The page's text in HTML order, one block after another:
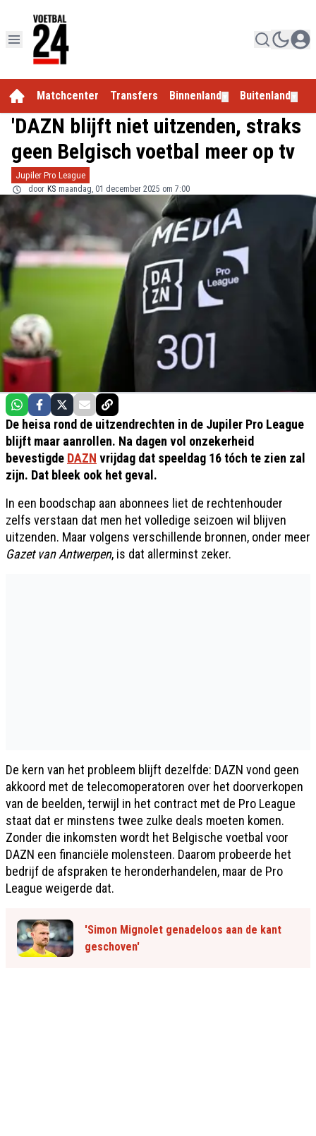
Matchcenter Transfers Binnenland Buitenland
'DAZN blijft niet uitzenden, straks
geen Belgisch voetbal meer op tv
Jupiler Pro League
door KS maandag, 01 december 2025 om 7:00
De heisa rond de uitzendrechten in de Jupiler Pro League
blijft maar aanrollen. Na dagen vol onzekerheid
bevestigde DAZN vrijdag dat speeldag 16 tóch te zien zal
zijn. Dat bleek ook het geval.
In een boodschap aan abonnees liet de rechtenhouder
zelfs verstaan dat men het volledige seizoen wil blijven
uitzenden. Maar volgens verschillende bronnen, onder meer
Gazet van Antwerpen, is dat allerminst zeker.
De kern van het probleem blijft dezelfde: DAZN vond geen
akkoord met de telecomoperatoren over het doorverkopen
van de beelden, terwijl in het contract met de Pro League
staat dat er minstens twee zulke deals moeten komen.
Zonder die inkomsten wordt het Belgische voetbal voor
DAZN een financiële molensteen. Daarom probeerde het
bedrijf de afspraken te heronderhandelen, maar de Pro
League weigerde dat.
'Simon Mignolet genadeloos aan de kant
geschoven'